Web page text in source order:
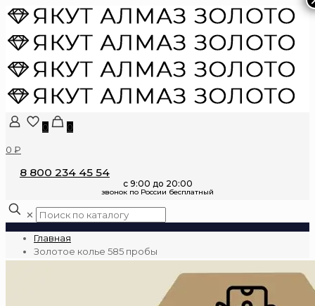
0
0
0 ₽
8 800 234 45 54
✕
Главная
Золотое колье 585 пробы